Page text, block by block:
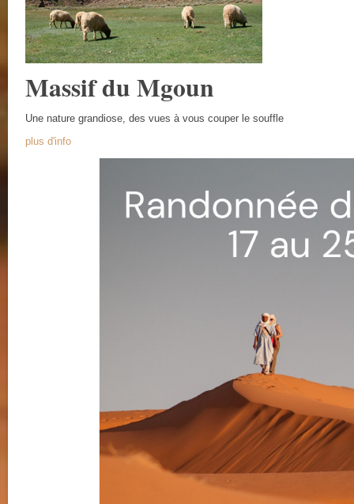
Massif du Mgoun
Une nature grandiose, des vues à vous couper le souffle
plus d'info